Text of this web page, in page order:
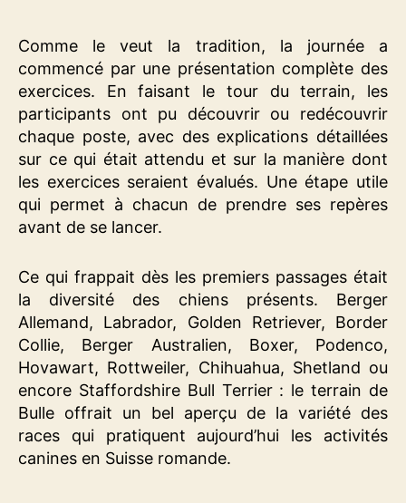
Comme le veut la tradition, la journée a
commencé par une présentation complète des
exercices. En faisant le tour du terrain, les
participants ont pu découvrir ou redécouvrir
chaque poste, avec des explications détaillées
sur ce qui était attendu et sur la manière dont
les exercices seraient évalués. Une étape utile
qui permet à chacun de prendre ses repères
avant de se lancer.
Ce qui frappait dès les premiers passages était
la diversité des chiens présents. Berger
Allemand, Labrador, Golden Retriever, Border
Collie, Berger Australien, Boxer, Podenco,
Hovawart, Rottweiler, Chihuahua, Shetland ou
encore Staffordshire Bull Terrier : le terrain de
Bulle offrait un bel aperçu de la variété des
races qui pratiquent aujourd’hui les activités
canines en Suisse romande.